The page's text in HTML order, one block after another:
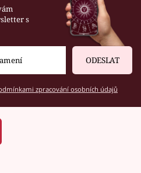
s
ODESLAT
zpracování osobních údajů